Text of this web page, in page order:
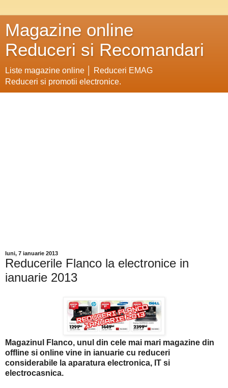
Magazine online
Reduceri si Recomandari
Liste magazine online │ Reduceri EMAG
Reduceri si promotii electronice.
luni, 7 ianuarie 2013
Reducerile Flanco la electronice in
ianuarie 2013
Magazinul Flanco, unul din cele mai mari magazine din
offline si online vine in ianuarie cu reduceri
considerabile la aparatura electronica, IT si
electrocasnica.